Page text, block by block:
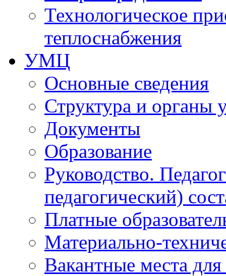
Технологическое
теплоснабжения
УМЦ
Основные сведения
Структура и органы
Документы
Образование
Руководство.
педагогический)
Платные
Материально-
Вакантные места